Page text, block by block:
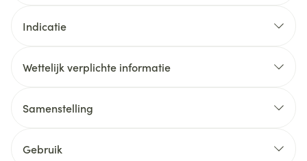
Indicatie
gebeente te bevorderen (EFSA gezondheidsclaims)
Uitzonderlijke stabiliteit en biobeschikbaarheid van
Wettelijk verplichte informatie
Samenstelling
Gebruik